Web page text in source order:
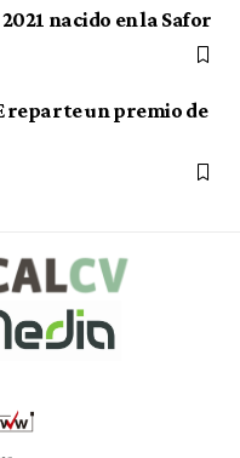
nacido en la Safor
reparte un premio de